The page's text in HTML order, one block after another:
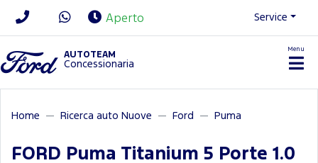
Aperto Service
AUTOTEAM
Concessionaria
Menu
Home Ricerca auto Nuove Ford Puma
FORD Puma Titanium 5 Porte 1.0